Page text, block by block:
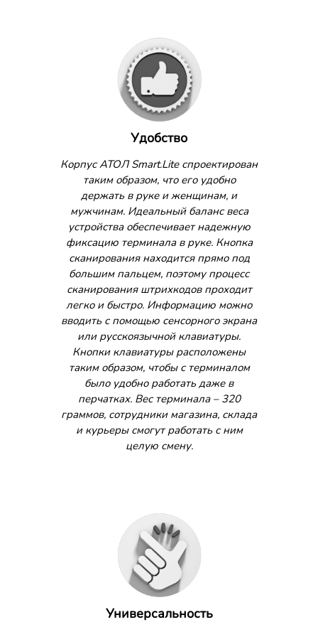
Удобство
Корпус АТОЛ Smart.Lite спроектирован
таким образом, что его удобно
держать в руке и женщинам, и
мужчинам. Идеальный баланс веса
устройства обеспечивает надежную
фиксацию терминала в руке. Кнопка
сканирования находится прямо под
большим пальцем, поэтому процесс
сканирования штрихкодов проходит
легко и быстро. Информацию можно
вводить с помощью сенсорного экрана
или русскоязычной клавиатуры.
Кнопки клавиатуры расположены
таким образом, чтобы с терминалом
было удобно работать даже в
перчатках. Вес терминала – 320
граммов, сотрудники магазина, склада
и курьеры смогут работать с ним
целую смену.
Универсальность